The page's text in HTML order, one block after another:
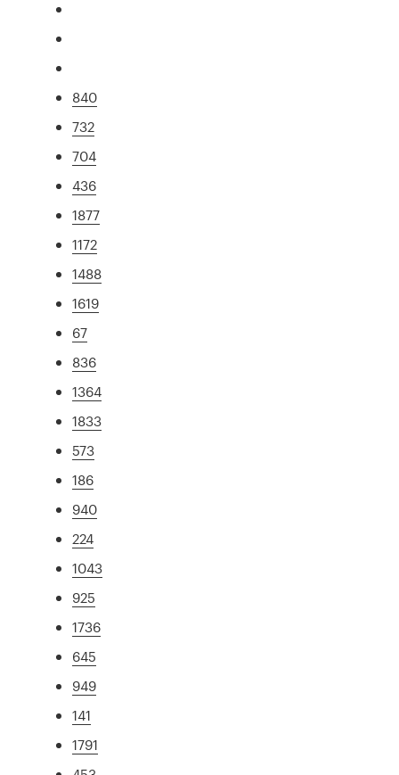
840
732
704
436
1877
1172
1488
1619
67
836
1364
1833
573
186
940
224
1043
925
1736
645
949
141
1791